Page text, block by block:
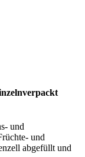
und
und
abgefüllt und